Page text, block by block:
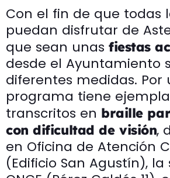
Con el fin de que todas
puedan disfrutar de
que sean unas fiestas
desde el Ayuntamiento
diferentes medidas. Por
programa tiene
transcritos en braille
con dificultad de visión,
en Oficina de Atención
(Edificio San Agustín), la